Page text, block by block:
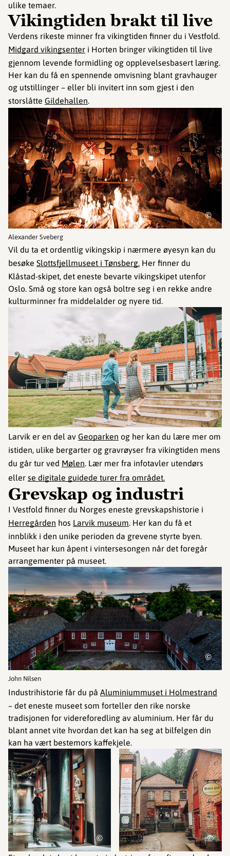
ulike temaer.
Vikingtiden brakt til live
Verdens rikeste minner fra vikingtiden finner du i Vestfold.
Midgard vikingsenter i Horten bringer vikingtiden til live
gjennom levende formidling og opplevelsesbasert læring.
Her kan du få en spennende omvisning blant gravhauger
og utstillinger – eller bli invitert inn som gjest i den
storslåtte Gildehallen.
©
Alexander Sveberg
Vil du ta et ordentlig vikingskip i nærmere øyesyn kan du
besøke Slottsfjellmuseet i Tønsberg. Her finner du
Klåstad-skipet, det eneste bevarte vikingskipet utenfor
Oslo. Små og store kan også boltre seg i en rekke andre
kulturminner fra middelalder og nyere tid.
©
Larvik er en del av Geoparken og her kan du lære mer om
istiden, ulike bergarter og gravrøyser fra vikingtiden mens
du går tur ved Mølen. Lær mer fra infotavler utendørs
eller se digitale guidede turer fra området.
Grevskap og industri
I Vestfold finner du Norges eneste grevskapshistorie i
Herregården hos Larvik museum. Her kan du få et
innblikk i den unike perioden da grevene styrte byen.
Museet har kun åpent i vintersesongen når det foregår
arrangementer på museet.
©
John Nilsen
Industrihistorie får du på Aluminiummuset i Holmestrand
– det eneste museet som forteller den rike norske
tradisjonen for videreforedling av aluminium. Her får du
blant annet vite hvordan det kan ha seg at bilfelgen din
kan ha vært bestemors kaffekjele.
© ©